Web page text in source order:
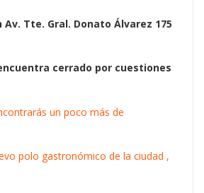
Av. Tte. Gral. Donato Álvarez 175
cerrado por cuestiones
un poco más de
polo gastronómico de la ciudad ,